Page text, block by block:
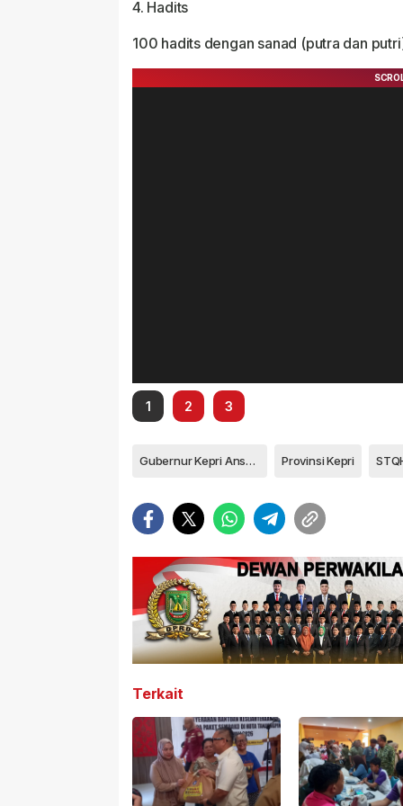
4. Hadits
100 hadits dengan sanad (putra dan
1 2 3
Gubernur Kepri Ansar Ahmad Provinsi Kepri
Terkait